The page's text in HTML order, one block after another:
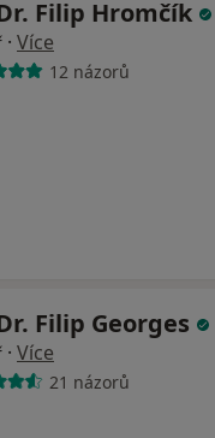
Filip Hromčík
· Více
12 názorů
Filip Georges
· Více
21 názorů